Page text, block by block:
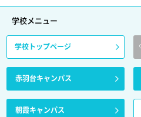
学校メニュー
学校トップページ
赤羽台キャンパス
朝霞キャンパス